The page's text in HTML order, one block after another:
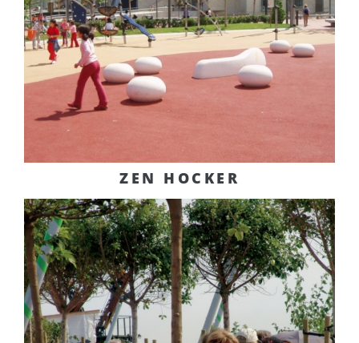
ZEN HOCKER